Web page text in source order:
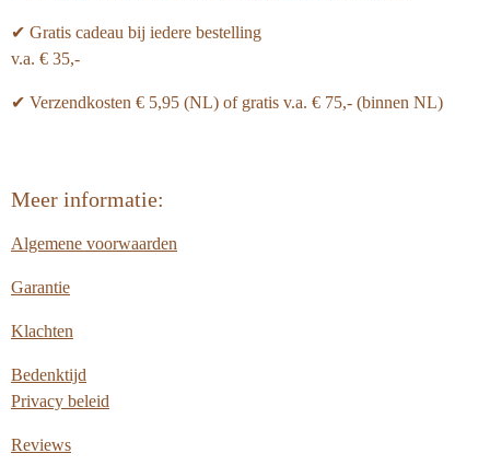
✔ Gratis cadeau bij iedere bestelling
v.a. € 35,-
✔ Verzendkosten € 5,95 (NL) of gratis v.a. € 75,- (binnen NL)
Meer informatie:
Algemene voorwaarden
Garantie
Klachten
Bedenktijd
Privacy beleid
Reviews